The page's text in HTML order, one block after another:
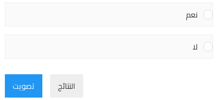
نعم
لا
النتائج تصويت